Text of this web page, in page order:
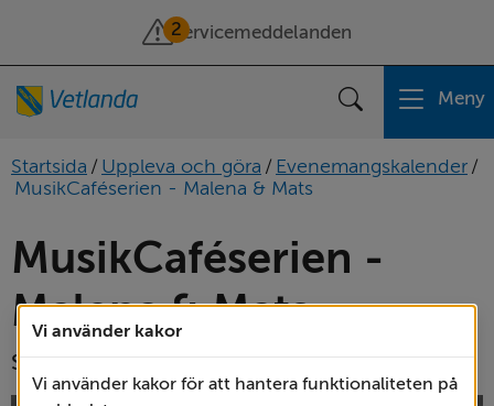
Vi använder kakor
Vi använder kakor för att hantera funktionaliteten på
2
Servicemeddelanden
Sök Meny
Startsida / Uppleva och göra / Evenemangskalender /
MusikCaféserien - Malena & Mats
MusikCaféserien -
Malena & Mats
Sång och gitarr i ett musikaliskt samtal.